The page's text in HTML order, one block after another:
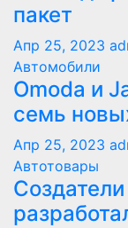
пакет
Апр 25, 2023
Автомобили
Оmoda и
семь
Апр 25, 2023
Автотовары